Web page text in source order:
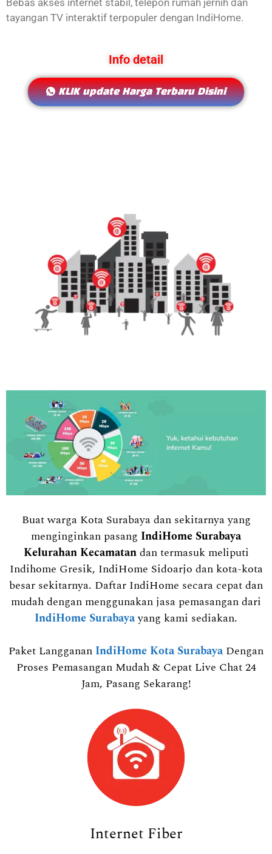
Bebas akses internet stabil, telepon rumah jernih dan
tayangan TV interaktif terpopuler dengan IndiHome.
Info detail
KLIK update Harga Terbaru Disini
Buat warga Kota Surabaya dan sekitarnya yang
menginginkan pasang IndiHome Surabaya
Kelurahan Kecamatandan termasuk meliputi
Indihome Gresik, IndiHome Sidoarjo dan kota-kota
besar sekitarnya. Daftar IndiHome secara cepat dan
mudah dengan menggunakan jasa pemasangan dari
IndiHome Surabayayang kami sediakan.
Paket Langganan IndiHome Kota Surabaya Dengan
Proses Pemasangan Mudah & Cepat Live Chat 24
Jam, Pasang Sekarang!
Internet Fiber